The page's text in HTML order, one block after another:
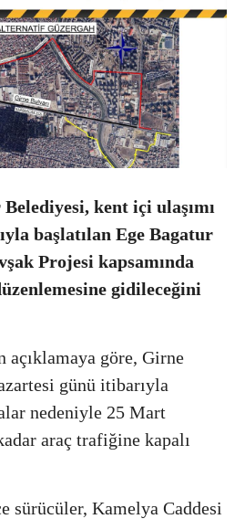
kent içi ulaşımı
başlatılan Ege Bagatur
Projesi kapsamında
gidileceğini
açıklamaya göre, Girne
günü itibarıyla
nedeniyle 25 Mart
araç trafiğine kapalı
sürücüler, Kamelya Caddesi